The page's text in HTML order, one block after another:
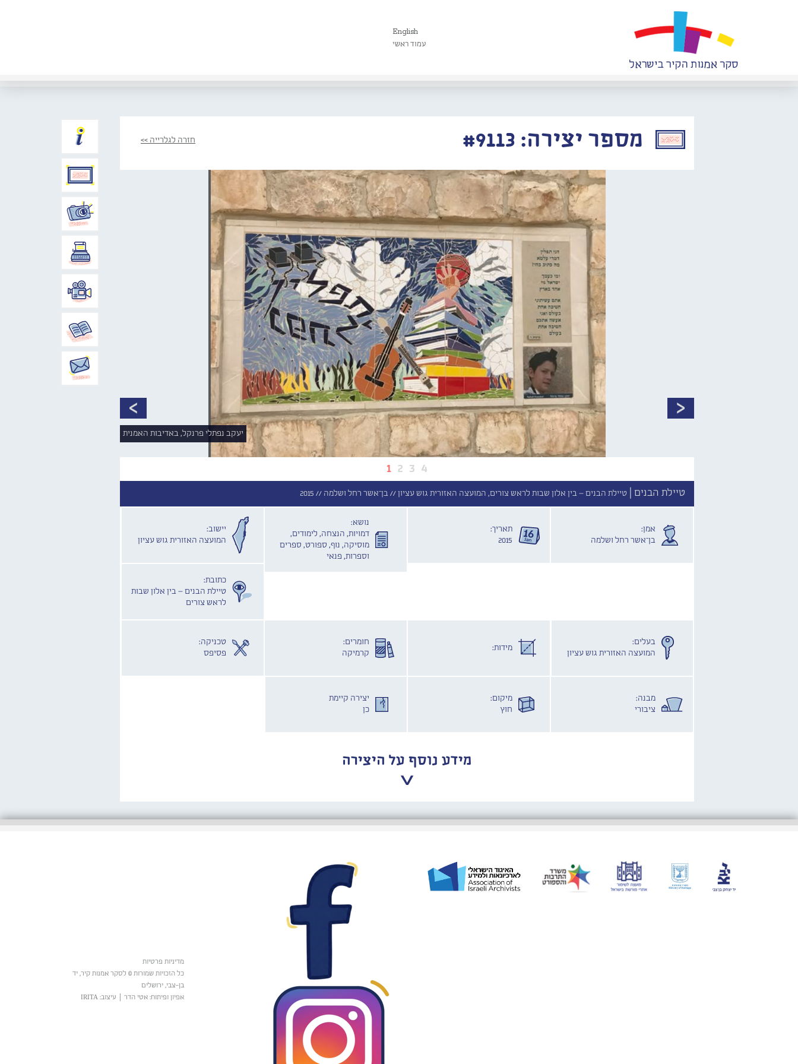
English
עמוד ראשי
מספר יצירה: #9113 חזרה לגלרייה >>
1 2 3 4
יעקב נפתלי פרנקל, באדיבות האמנית
טיילת הבנים | טיילת הבנים – בין אלון שבות לראש צורים, המועצה האזורית גוש עציון //בן־אשר רחל ושלמה // 2015
אמן:
בן־אשר רחל ושלמה
תאריך:
2015
נושא:
דמויות, הנצחה, לימודים,
מוסיקה, נוף, ספורט, ספרים
וספרות, פנאי
יישוב:
המועצה האזורית גוש עציון
כתובת:
טיילת הבנים – בין אלון שבות
לראש צורים
בעלים:
המועצה האזורית גוש עציון
מידות:
חומרים:
קרמיקה
טכניקה:
פסיפס
מבנה:
ציבורי
מיקום:
חוץ
יצירה קיימת
כן
מידע נוסף על היצירה
מדיניות פרטיות
כל הזכויות שמורות © לסקר אמנות קיר, יד
בן-צבי, ירושלים
אפיון ופיתוח: אטי הדר
עיצוב: IRITA